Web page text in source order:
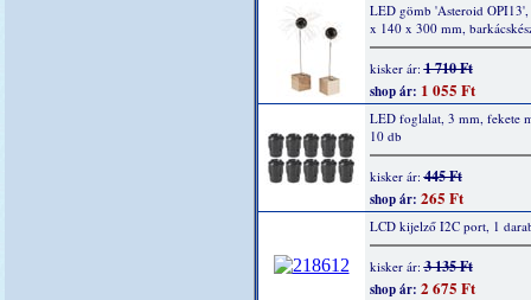
LED gömb 'Asteroid
x 140 x 300 mm,
kisker ár:1 710 Ft
shop ár: 1 055 Ft
LED foglalat, 3 mm, fekete
10 db
kisker ár:445 Ft
shop ár: 265 Ft
LCD kijelző I2C port, 1
kisker ár:3 135 Ft
shop ár: 2 675 Ft